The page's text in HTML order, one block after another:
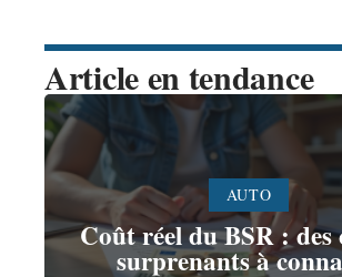
Article en tendance
AUTO
Coût réel du BSR : des
surprenants à